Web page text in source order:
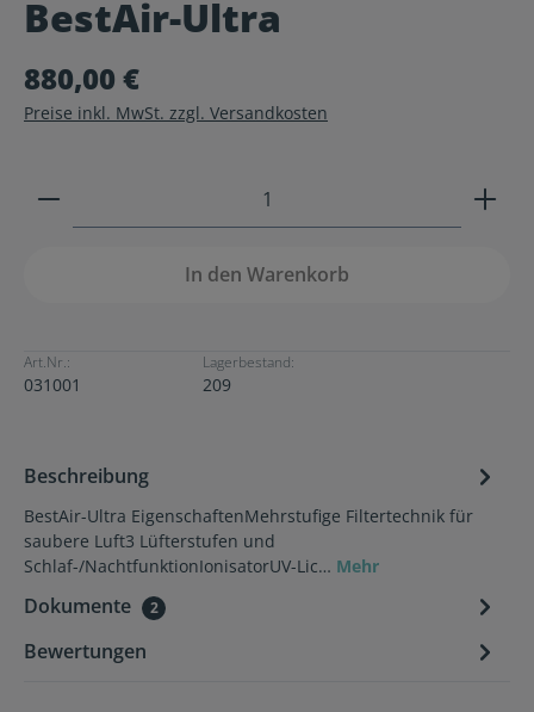
Durchschnittliche Bewertung von 0 von 5 Sternen
BestAir-Ultra
880,00 €
Preise inkl. MwSt. zzgl. Versandkosten
Produkt Anzahl: Gib den gewünschten Wert ein
In den Warenkorb
Art.Nr.:
031001
Lagerbestand:
209
Beschreibung
BestAir-Ultra EigenschaftenMehrstufige Filtertechnik für
saubere Luft3 Lüfterstufen und
Schlaf-/NachtfunktionIonisatorUV-Lic… Mehr
Dokumente 2
Bewertungen